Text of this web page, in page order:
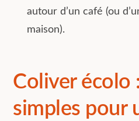
autour d’un café (ou
maison).
Coliver écolo
simples pour